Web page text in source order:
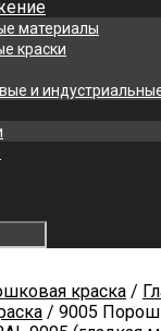
материалы
краски
и
краска /
/ 9005